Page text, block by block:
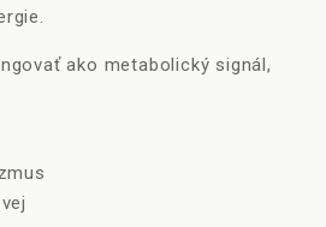
ako metabolický signál,